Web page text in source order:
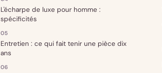
L'écharpe de luxe pour homme :
spécificités
Entretien : ce qui fait tenir une pièce dix
ans